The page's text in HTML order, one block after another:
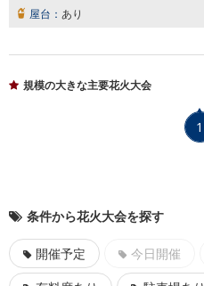
屋台： あり
規模の大きな主要花火大会
1
条件から花火大会を探す
開催予定 今日開催